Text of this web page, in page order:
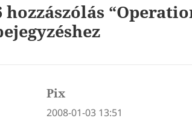
hozzászólás
Pix
2008-01-03 13:51